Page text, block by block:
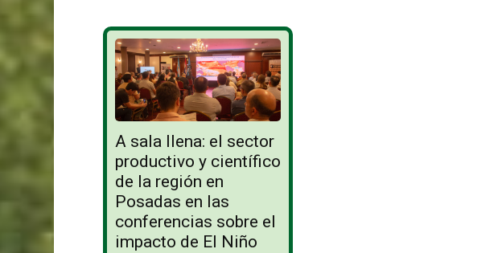
A sala llena: el sector
productivo y científico
de la región en
Posadas en las
conferencias sobre el
impacto de El Niño